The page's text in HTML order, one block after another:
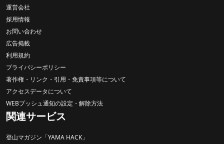
運営会社
採用情報
お問い合わせ
広告掲載
利用規約
プライバシーポリシー
著作権・リンク・引用・免責事項等について
アクセスデータについて
WEBプッシュ通知の設定・解除方法
関連サービス
登山マガジン「YAMA HACK」